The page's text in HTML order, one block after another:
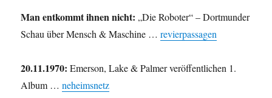
Man entkommt ihnen nicht: „Die Roboter“ – Dortmunder
Schau über Mensch & Maschine …revierpassagen
20.11.1970: Emerson, Lake & Palmer veröffentlichen 1.
Album …neheimsnetz